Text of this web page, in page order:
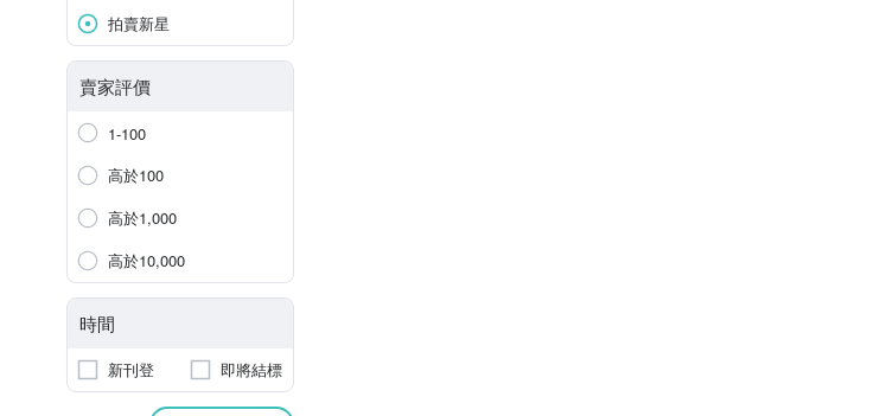
拍賣新星
賣家評價
1-100
高於100
高於1,000
高於10,000
時間
新刊登 即將結標